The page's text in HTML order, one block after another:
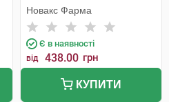
Новакс Фарма
Є в наявності
від 438.00 грн
КУПИТИ